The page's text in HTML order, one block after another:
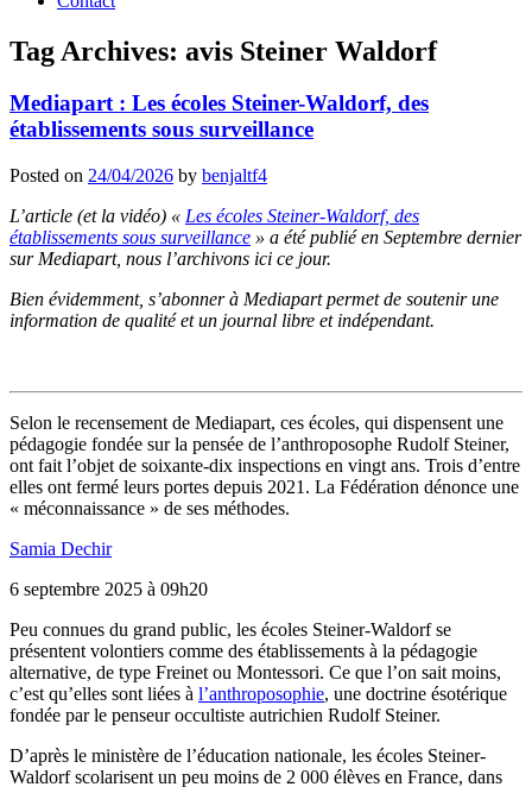
Tag Archives: avis Steiner Waldorf
Mediapart : Les écoles Steiner-Waldorf, des
établissements sous surveillance
Posted on 24/04/2026 by benjaltf4
L’article (et la vidéo) « Les écoles Steiner-Waldorf, des
établissements sous surveillance » a été publié en Septembre dernier
sur Mediapart, nous l’archivons ici ce jour.
Bien évidemment, s’abonner à Mediapart permet de soutenir une
information de qualité et un journal libre et indépendant.
Selon le recensement de Mediapart, ces écoles, qui dispensent une
pédagogie fondée sur la pensée de l’anthroposophe Rudolf Steiner,
ont fait l’objet de soixante-dix inspections en vingt ans. Trois d’entre
elles ont fermé leurs portes depuis 2021. La Fédération dénonce une
« méconnaissance » de ses méthodes.
Samia Dechir
6 septembre 2025 à 09h20
Peu connues du grand public, les écoles Steiner-Waldorf se
présentent volontiers comme des établissements à la pédagogie
alternative, de type Freinet ou Montessori. Ce que l’on sait moins,
c’est qu’elles sont liées à l’anthroposophie, une doctrine ésotérique
fondée par le penseur occultiste autrichien Rudolf Steiner.
D’après le ministère de l’éducation nationale, les écoles Steiner-
Waldorf scolarisent un peu moins de 2 000 élèves en France, dans